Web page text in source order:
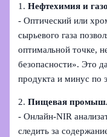
1.Нефтехимия и
- Оптический или
сырьевого газа
оптимальной точке,
безопасности». Это
продукта и минус по
2.Пищевая
- Онлайн‑NIR
следить за